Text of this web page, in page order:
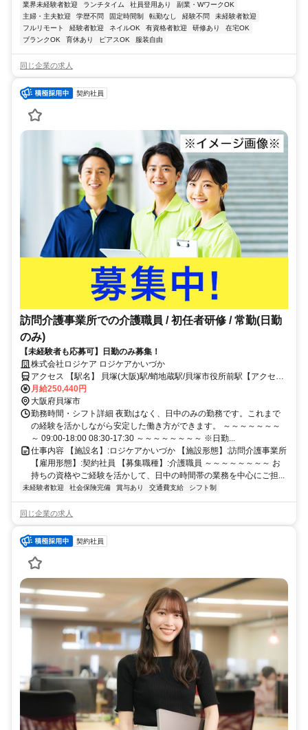
業界未経験者歓迎 ランチタイム 社員登用あり
副業・WワークOK
主婦・主夫歓迎
学歴不問 固定時間制 転勤なし 経験不問
未経験者歓迎
フルリモート
経験者歓迎 ネイルOK 有資格者歓迎 研修あり
在宅OK
ブランクOK
育休あり ピアスOK 服装自由
同じ企業の求人
契約社員
訪問介護事業所での介護職員 / 初任者研修 / 常勤(日勤
のみ)
【未経験者も応募可】日勤のみ募集！
株式会社ロジケア ロジケアかいづか
アクセス 【駅名】 貝塚(大阪)駅/蛸地蔵駅/貝塚市役所前駅【アクセ
ス】 貝塚(大阪)駅から徒歩9分
月給250,440円
大阪府貝塚市
勤務時間・シフト詳細 夜勤はなく、日中のみの勤務です。これまで
の経験を活かしながら安定した働き方ができます。 ～～～～～～～
～ 09:00-18:00 08:30-17:30 ～～～～～～～～ ※日勤...
仕事内容 【施設名】:ロジケアかいづか 【施設形態】:訪問介護事業所
【雇用形態】:契約社員 【募集職種】:介護職員 ～～～～～～～～ お
持ちの資格やご経験を活かして、日中の時間帯の業務を中心にご担...
未経験者歓迎 社会保険完備 賞与あり 交通費支給 シフト制
同じ企業の求人
契約社員